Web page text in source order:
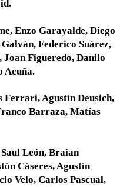
Enzo Garayalde, Diego
Federico Suárez,
Figueredo, Danilo
Acuña.
Ferrari, Agustín Deusich,
Barraza, Matías
León, Braian
Cáseres, Agustín
Velo, Carlos Pascual,